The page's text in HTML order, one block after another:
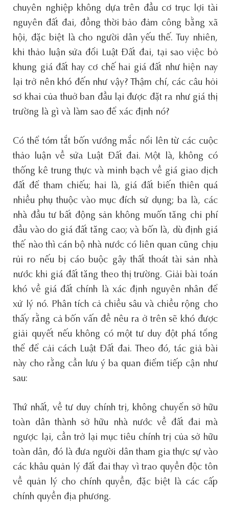
chuyên nghiệp không dựa trên đầu cơ trục lợi tài
nguyên đất đai, đồng thời bảo đảm công bằng xã
hội, đặc biệt là cho người dân yếu thế. Tuy nhiên,
khi thảo luận sửa đổi Luật Đất đai, tại sao việc bỏ
khung giá đất hay cơ chế hai giá đất như hiện nay
lại trở nên khó đến như vậy? Thậm chí, các câu hỏi
sơ khai của thuở ban đầu lại được đặt ra như giá thị
trường là gì và làm sao để xác định nó?
Có thể tóm tắt bốn vướng mắc nổi lên từ các cuộc
thảo luận về sửa Luật Đất đai. Một là, không có
thống kê trung thực và minh bạch về giá giao dịch
đất để tham chiếu; hai là, giá đất biến thiên quá
nhiều phụ thuộc vào mục đích sử dụng; ba là, các
nhà đầu tư bất động sản không muốn tăng chi phí
đầu vào do giá đất tăng cao; và bốn là, dù định giá
thế nào thì cán bộ nhà nước có liên quan cũng chịu
rủi ro nếu bị cáo buộc gây thất thoát tài sản nhà
nước khi giá đất tăng theo thị trường. Giải bài toán
khó về giá đất chính là xác định nguyên nhân để
xử lý nó. Phân tích cả chiều sâu và chiều rộng cho
thấy rằng cả bốn vấn đề nêu ra ở trên sẽ khó được
giải quyết nếu không có một tư duy đột phá tổng
thể để cải cách Luật Đất đai. Theo đó, tác giả bài
này cho rằng cần lưu ý ba quan điểm tiếp cận như
sau:
Thứ nhất, về tư duy chính trị, không chuyển sở hữu
toàn dân thành sở hữu nhà nước về đất đai mà
ngược lại, cần trở lại mục tiêu chính trị của sở hữu
toàn dân, đó là đưa người dân tham gia thực sự vào
các khâu quản lý đất đai thay vì trao quyền độc tôn
về quản lý cho chính quyền, đặc biệt là các cấp
chính quyền địa phương.